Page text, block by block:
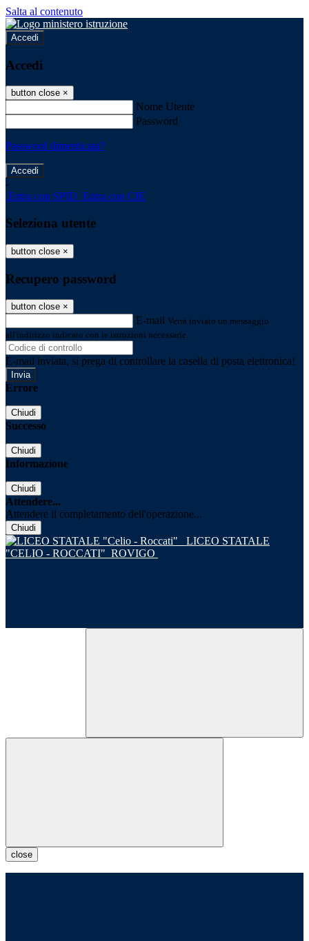
Salta al contenuto
Accedi
Accedi
button close ×
Nome Utente
Password
Password dimenticata?
-
Entra con SPID Entra con CIE
Seleziona utente
button close ×
Recupero password
button close ×
E-mail Verrà inviato un messaggio
all'indirizzo indicato con le istruzioni necessarie.
E-mail inviata, si prega di controllare la casella di posta elettronica!
Errore
Chiudi
Successo
Chiudi
Informazione
Chiudi
Attendere...
Attendere il completamento dell'operazione...
Chiudi
LICEO STATALE
"CELIO - ROCCATI" ROVIGO
close